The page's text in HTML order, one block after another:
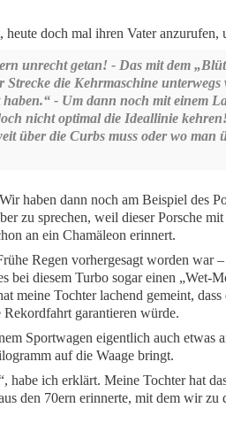
doch mal ihren Vater anzurufen,
unrecht getan! - Das mit dem
die Kehrmaschine unterwegs
- Um dann noch mit einem
nicht optimal die Ideallinie
über die Curbs muss oder wo man
haben dann noch am Beispiel des
zu sprechen, weil dieser Porsche mit
an ein Chamäleon erinnert.
Regen vorhergesagt worden war
bei diesem Turbo sogar einen „Wet-
meine Tochter lachend gemeint, dass
garantieren würde.
Sportwagen eigentlich auch etwas
auf die Waage bringt.
habe ich erklärt. Meine Tochter hat
den 70ern erinnerte, mit dem wir zu